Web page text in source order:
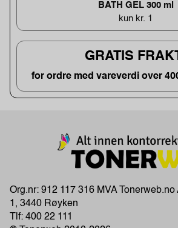
BATH GEL 300 ml
kun kr. 1
GRATIS
for ordre med vareverdi over
Org.nr: 912 117 316 MVA
1, 3440 Røyken
Tlf: 400 22 111